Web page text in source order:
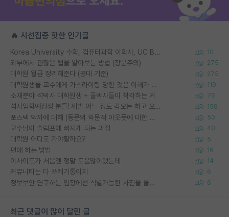
🔥 시선집중 핫한 인기글
Korea University 수학, 컴퓨터과학 이학사, UC Berkeley 산업공학 대학원 공학박사가 되는 것은 쉽지 않겠죠? 10
외부에서 괜찮은 랩을 알아보는 방법 (장문주의) 275
대학원 월급 정리해준다 (공대 기준) 275
대학원생들 교수에게 가스라이팅 당한 것은 이해가 갑니다. 안타깝네요. 119
소재분야 석박사 대학원생 + 물박사들이 착각하는 거 76
석사입학예정생 분들! 제발 어느 정도 각오는 하고 오세요. 156
포스텍 억까에 대해 (동문의 학문적 아웃풋에 대한 반박) 50
교수님이 슬럼프에 빠지게 되는 과정 40
대학원 어디로 가야할까요? 5
편애 하는 방법 16
이사이트가 처음엔 정말 도움많이됐는데 14
커뮤니티는 다 쓰레기통이지 6
정보보안 연구하는 입장에선 식별가능한 사진을 올리는건 비추이긴함 6
최근 댓글이 많이 달린 글